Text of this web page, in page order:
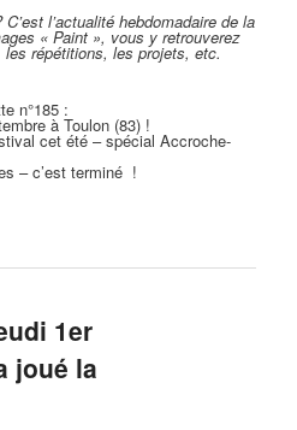
C’est l’actualité hebdomadaire de la
« Paint », vous y retrouverez
répétitions, les projets, etc.
n°185 :
à Toulon (83) !
cet été – spécial Accroche-
– c’est terminé !
1er
joué la